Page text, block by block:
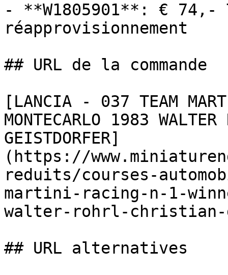
- **W1805901**: € 74,-
réapprovisionnement
## URL de la commande
[LANCIA - 037 TEAM
MONTECARLO 1983
GEISTDORFER]
(https://
reduits/courses-
martini-racing-n-1-
walter-rohrl-
## URL alternatives